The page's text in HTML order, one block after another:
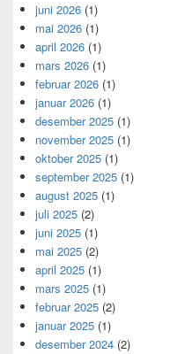
juni 2026 (1)
mai 2026 (1)
april 2026 (1)
mars 2026 (1)
februar 2026 (1)
januar 2026 (1)
desember 2025 (1)
november 2025 (1)
oktober 2025 (1)
september 2025 (1)
august 2025 (1)
juli 2025 (2)
juni 2025 (1)
mai 2025 (2)
april 2025 (1)
mars 2025 (1)
februar 2025 (2)
januar 2025 (1)
desember 2024 (2)